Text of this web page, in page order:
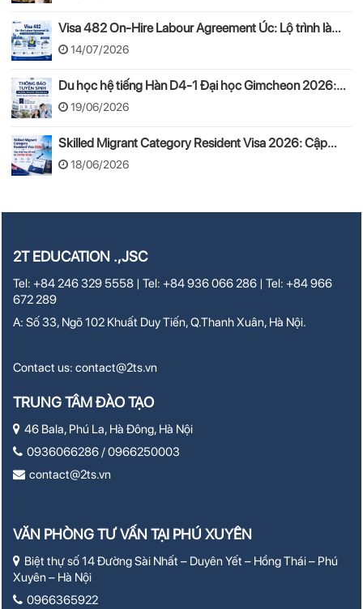
Visa 482 On-Hire Labour Agreement Úc: Lộ trình làm
việc hợp pháp theo mô hình On-Hire
14/07/2026
Du học hệ tiếng Hàn D4-1 Đại học Gimcheon 2026:
Tuyển sinh, chi phí, hồ sơ
19/06/2026
Skilled Migrant Category Resident Visa 2026: Cập
nhật thay đổi mới từ 24/08/2026
18/06/2026
2T EDUCATION .,JSC
Tel: +84 246 329 5558 | Tel: +84 936 066 286 | Tel: +84 966
672 289
A: Số 33, Ngõ 102 Khuất Duy Tiến, Q.Thanh Xuân, Hà Nội.
Contact us:contact@2ts.vn
TRUNG TÂM ĐÀO TẠO
46 Bala, Phú La, Hà Đông, Hà Nội
0936066286 / 0966250003
contact@2ts.vn
VĂN PHÒNG TƯ VẤN TẠI PHÚ XUYÊN
Biệt thự số 14 Đường Sài Nhất – Duyên Yết – Hồng Thái – Phú
Xuyên – Hà Nội
0966365922